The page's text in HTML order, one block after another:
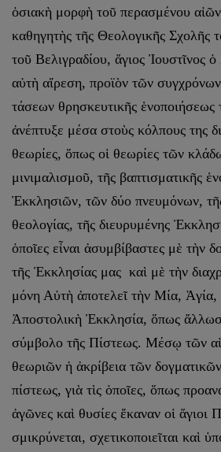
ὁσιακὴ μορφὴ τοῦ περασμένου
καθηγητὴς τῆς Θεολογικῆς Σχολῆς
τοῦ Βελιγραδίου, ἅγιος Ἰουστῖνος
αὐτὴ αἵρεση, προϊὸν τῶν
τάσεων θρησκευτικῆς ἑνοποιήσεως
ἀνέπτυξε μέσα στοὺς κόλπους της
θεωρίες, ὅπως οἱ θεωρίες τῶν
μινιμαλισμοῦ, τῆς βαπτισματικῆς
Ἐκκλησιῶν, τῶν δύο πνευμόνων,
θεολογίας, τῆς διευρυμένης
ὁποῖες εἶναι ἀσυμβίβαστες μὲ τὴν
τῆς Ἐκκλησίας μας καὶ μὲ τὴν
μόνη Αὐτὴ ἀποτελεῖ τὴν Μία, Ἁγία,
Ἀποστολικὴ Ἐκκλησία, ὅπως
σύμβολο τῆς Πίστεως. Μέσῳ τῶν
θεωριῶν ἡ ἀκρίβεια τῶν
πίστεως, γιὰ τὶς ὁποῖες, ὅπως
ἀγῶνες καὶ θυσίες ἔκαναν οἱ ἅγιοι
σμικρύνεται, σχετικοποιεῖται καὶ